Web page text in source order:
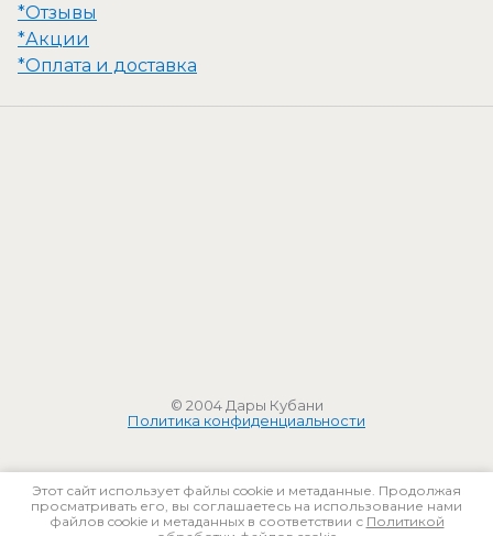
*Отзывы
*Акции
*Оплата и доставка
© 2004 Дары Кубани
Политика конфиденциальности
Этот сайт использует файлы cookie и метаданные. Продолжая
просматривать его, вы соглашаетесь на использование нами
файлов cookie и метаданных в соответствии с Политикой